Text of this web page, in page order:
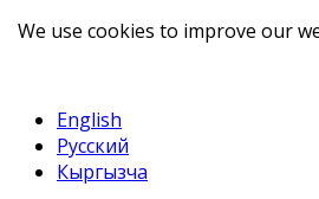
English
Русский
Кыргызча
We use cookies to improve our